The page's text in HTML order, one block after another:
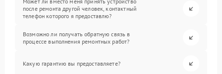
после ремонта другой человек, контактный
телефон которого я предоставлю?
Возможно ли получать обратную связь в
процессе выполнения ремонтных работ?
Какую гарантию вы предоставляете?